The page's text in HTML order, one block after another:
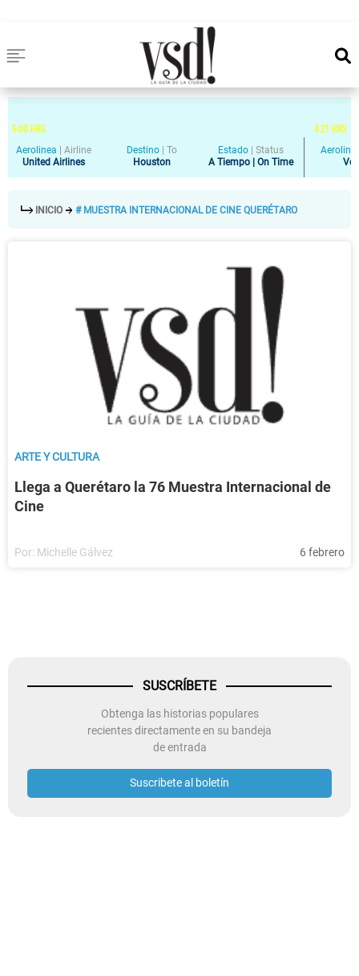
5:00HRS 4:21 HRS
Aerolinea
Airline
United Airlines
Destino
To
Houston
Estado
Status
A Tiempo | On Time
INICIO # MUESTRA INTERNACIONAL DE CINE QUERÉTARO
ARTE Y CULTURA
Llega a Querétaro la 76 Muestra Internacional de
Cine
Por: Michelle Gálvez 6 febrero
SUSCRÍBETE
Obtenga las historias populares
recientes directamente en su bandeja
de entrada
Suscribete al boletín